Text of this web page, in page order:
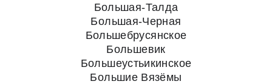
Большая-Талда
Большая-Черная
Большебрусянское
Большевик
Большеустьикинское
Большие Вязёмы